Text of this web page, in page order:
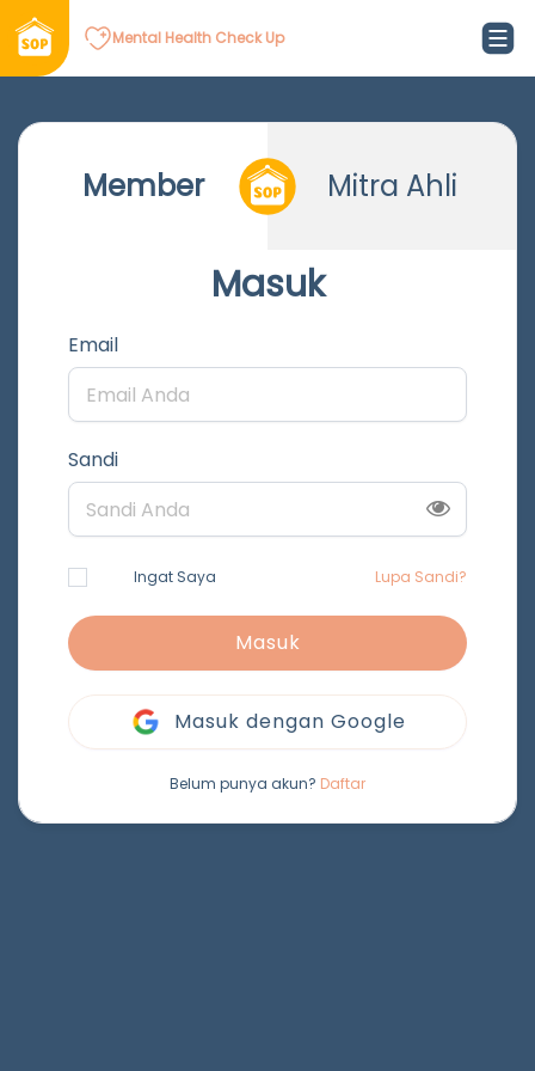
Mental Health Check Up
Member Mitra Ahli
Masuk
Email
Sandi
Ingat Saya Lupa Sandi?
Masuk
Masuk dengan Google
Belum punya akun? Daftar